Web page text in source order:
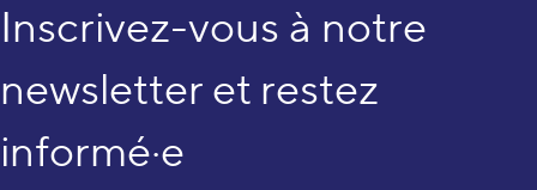
Inscrivez-vous à notre
newsletter et restez
informé·e